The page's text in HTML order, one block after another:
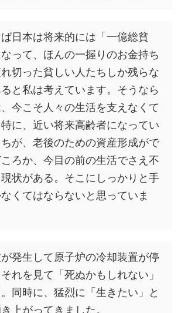
日本は将来的には「一億総貧
って、ほんの一握りのお金持ち
切った貧しい人たちしか残らな
と私は考えています。そうなら
今こそ人々の生活を支えなくて
に、近い将来高齢者になってい
が、老後のための資産形成がで
ろか、今目の前の生活でさえ不
状がある。そこにしっかりと手
くてはならないと思っていま
発生して原子炉の冷却装置が停
れを見て「死ぬかもしれない」
同時に、猛烈に「生きたい」と
上がってきました。